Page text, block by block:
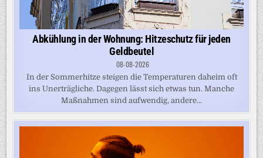
Abkühlung in der Wohnung: Hitzeschutz für jeden
Geldbeutel
08-08-2026
In der Sommerhitze steigen die Temperaturen daheim oft
ins Unerträgliche. Dagegen lässt sich etwas tun. Manche
Maßnahmen sind aufwendig, andere...